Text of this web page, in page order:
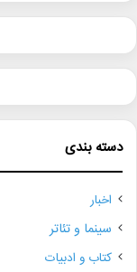
دسته بندی
اخبار
سینما و تئاتر
کتاب و ادبیات